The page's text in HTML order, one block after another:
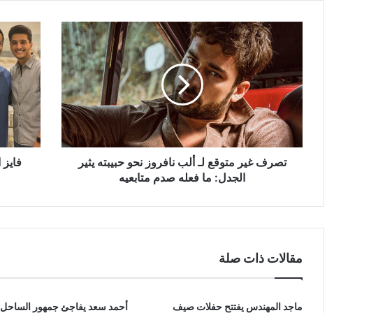
لـ
ألب
نافروز
نحو
حبيبته
فعله
تصرف غير متوقع لـ ​ألب نافروز نحو حبيبته يثير
الجدل: ما فعله صدم متابعيه
فايز
السعيد
يحتضن
30
نجما
عربيا
في
اوبريت
صناع
مقالات ذات صلة
ماجد المهندس يفتتح حفلات صيف أحمد سعد يفاجئ جمهور الساحل